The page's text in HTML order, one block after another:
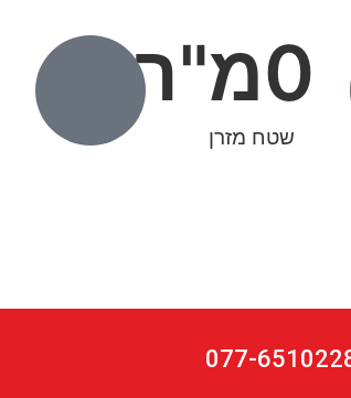
שטח מזרן
0מ"ר